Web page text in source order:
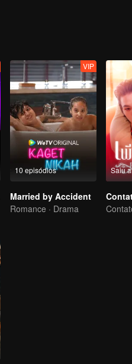
10 episódios
VIP
Married by Accident
Romance · Drama
Saiu